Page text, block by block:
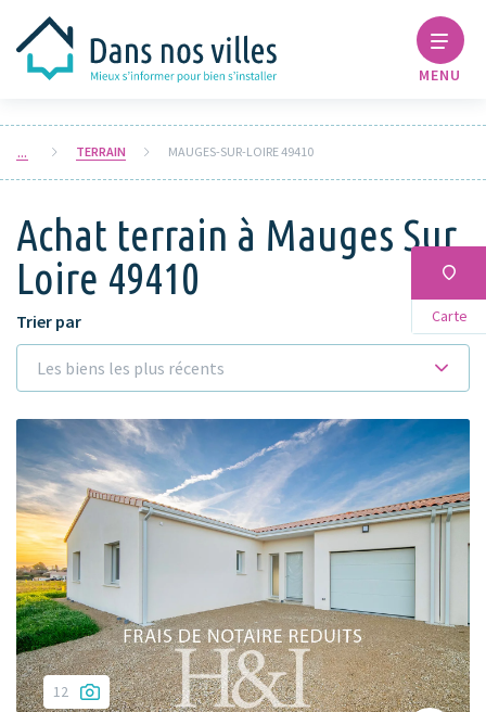
MENU
TERRAIN MAUGES-SUR-LOIRE 49410
Achat terrain à Mauges Sur
Loire 49410
Carte
Trier par
Les biens les plus récents
12